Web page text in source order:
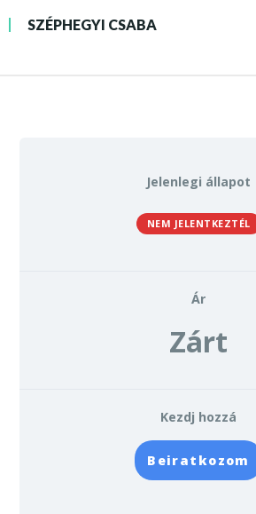
SZÉPHEGYI CSABA
Jelenlegi állapot
NEM JELENTKEZTÉL
Ár
Zárt
Kezdj hozzá
Beiratkozom